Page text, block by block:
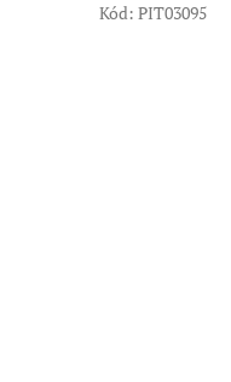
Kód: PIT03095